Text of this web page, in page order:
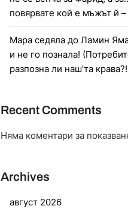
повярвате кой е мъжът й
Мара седяла до Ламин
и не го познала!
разпозна ли наш’та
Recent Comments
Няма коментари за
Archives
август 2026